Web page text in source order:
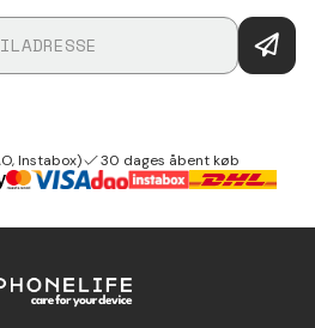
Instabox) 30 dages åbent køb